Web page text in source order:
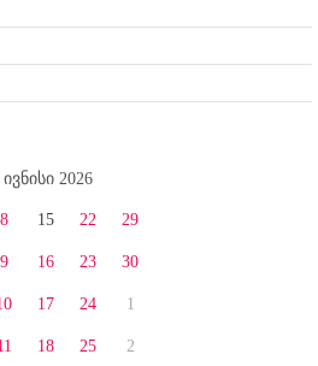
ივნისი 2026
8
9
15
16
17
18
22
23
24
25
29
30
1
2